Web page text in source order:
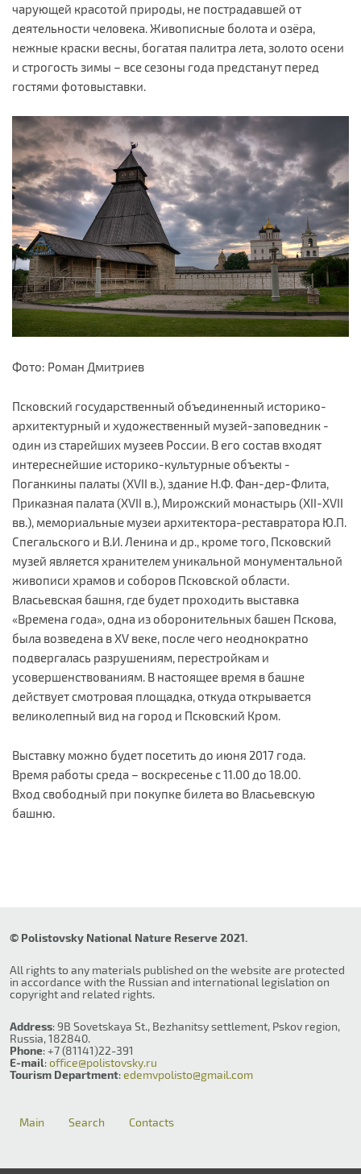
чарующей красотой природы, не пострадавшей от
деятельности человека. Живописные болота и озёра,
нежные краски весны, богатая палитра лета, золото осени
и строгость зимы – все сезоны года предстанут перед
гостями фотовыставки.
Фото: Роман Дмитриев
Псковский государственный объединенный историко-
архитектурный и художественный музей-заповедник -
один из старейших музеев России. В его состав входят
интереснейшие историко-культурные объекты -
Поганкины палаты (XVII в.), здание Н.Ф. Фан-дер-Флита,
Приказная палата (XVII в.), Мирожский монастырь (XII-XVII
вв.), мемориальные музеи архитектора-реставратора Ю.П.
Спегальского и В.И. Ленина и др., кроме того, Псковский
музей является хранителем уникальной монументальной
живописи храмов и соборов Псковской области.
Власьевская башня, где будет проходить выставка
«Времена года», одна из оборонительных башен Пскова,
была возведена в XV веке, после чего неоднократно
подвергалась разрушениям, перестройкам и
усовершенствованиям. В настоящее время в башне
действует смотровая площадка, откуда открывается
великолепный вид на город и Псковский Кром.
Выставку можно будет посетить до июня 2017 года.
Время работы среда – воскресенье с 11.00 до 18.00.
Вход свободный при покупке билета во Власьевскую
башню.
© Polistovsky National Nature Reserve 2021.
All rights to any materials published on the website are protected
in accordance with the Russian and international legislation on
copyright and related rights.
Address: 9B Sovetskaya St., Bezhanitsy settlement, Pskov region,
Russia, 182840.
Phone: +7 (81141)22-391
E-mail:office@polistovsky.ru
Tourism Department:edemvpolisto@gmail.com
Main Search Contacts